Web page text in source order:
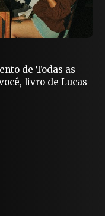
de Todas as
livro de Lucas